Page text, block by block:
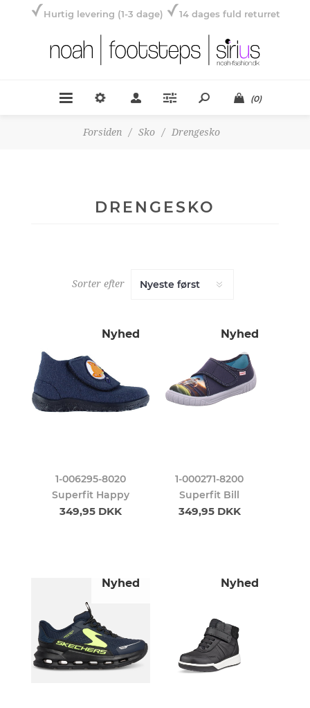
Hurtig levering (1-3 dage) 14 dages fuld returret
(0)
Forsiden / Sko / Drengesko
DRENGESKO
Sorter efter
Nyhed
1-006295-8020
Superfit Happy
349,95 DKK
Nyhed
1-000271-8200
Superfit Bill
349,95 DKK
Nyhed Nyhed